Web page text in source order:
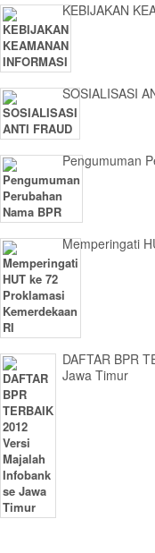
KEBIJAKAN
SOSIALISASI
Pengumuman
Memperingati
DAFTAR BPR
Jawa Timur